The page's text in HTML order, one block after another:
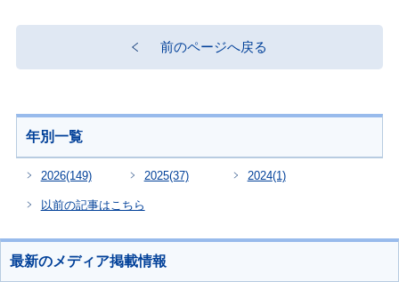
前のページへ戻る
年別一覧
2026(149) 2025(37) 2024(1)
以前の記事はこちら
最新のメディア掲載情報